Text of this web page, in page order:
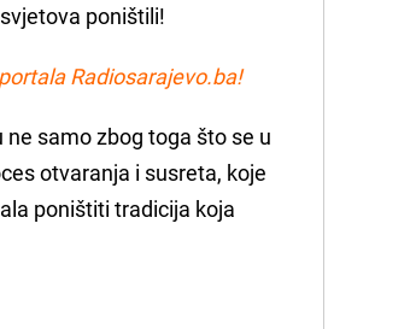
poništili!
Radiosarajevo.ba!
samo zbog toga što se u
otvaranja i susreta, koje
poništiti tradicija koja